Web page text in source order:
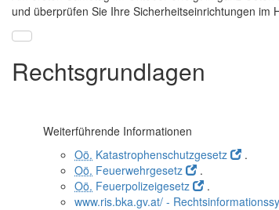
und überprüfen Sie Ihre Sicherheitseinrichtungen
Rechtsgrundlagen
Weiterführende Informationen
Oö. Katastrophenschutzgesetz
.
Oö. Feuerwehrgesetz
.
Oö. Feuerpolizeigesetz
.
www.ris.bka.gv.at/ -